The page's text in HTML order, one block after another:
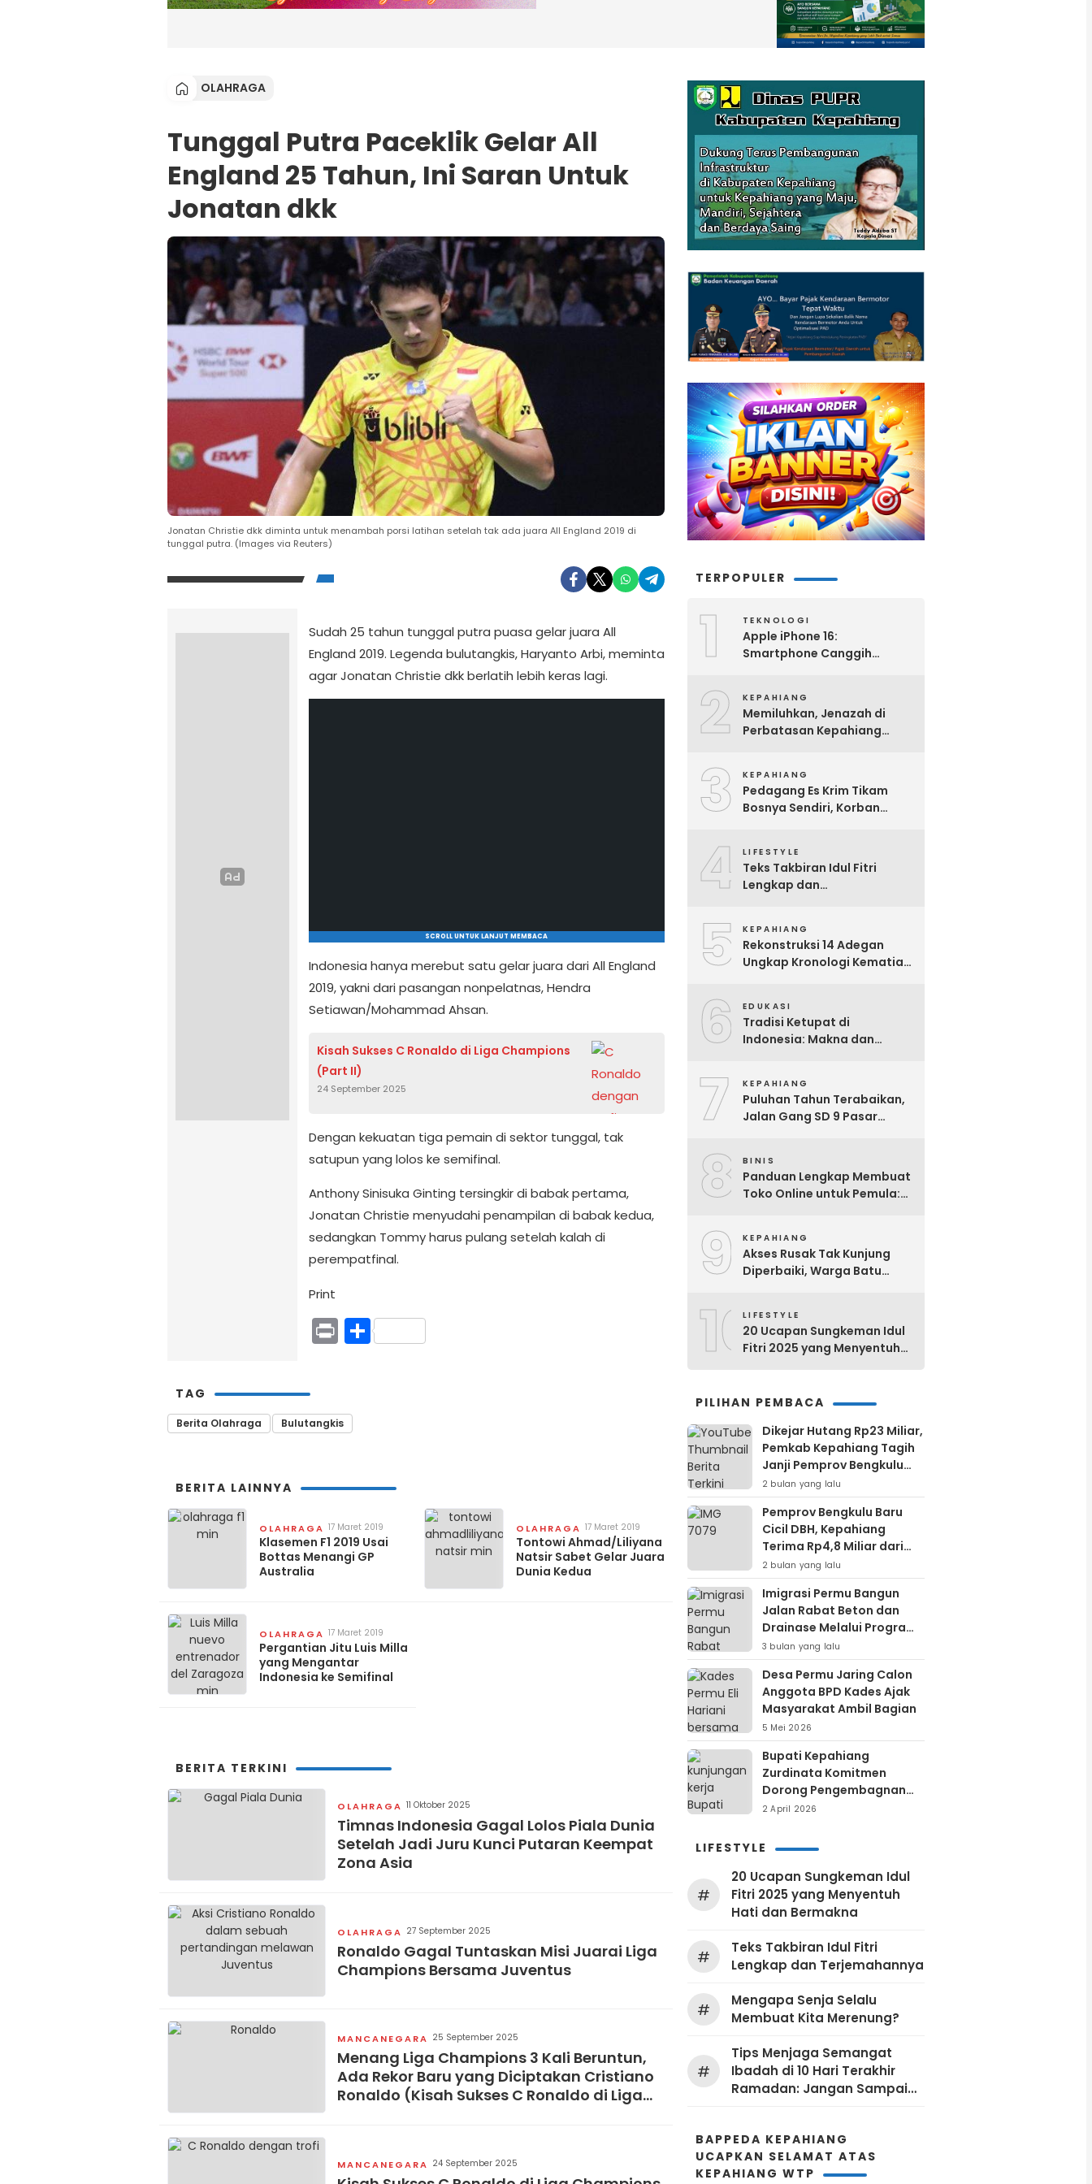
OLAHRAGA
Tunggal Putra Paceklik Gelar All
England 25 Tahun, Ini Saran Untuk
Jonatan dkk
Jonatan Christie dkk diminta untuk menambah porsi latihan setelah tak ada juara All England 2019 di
tunggal putra. (Images via Reuters)
Sudah 25 tahun tunggal putra puasa gelar juara All
England 2019. Legenda bulutangkis, Haryanto Arbi, meminta
agar Jonatan Christie dkk berlatih lebih keras lagi.
SCROLL UNTUK LANJUT MEMBACA
Indonesia hanya merebut satu gelar juara dari All England
2019, yakni dari pasangan nonpelatnas, Hendra
Setiawan/Mohammad Ahsan.
Kisah Sukses C Ronaldo di Liga Champions
(Part II)
24 September 2025
Dengan kekuatan tiga pemain di sektor tunggal, tak
satupun yang lolos ke semifinal.
Anthony Sinisuka Ginting tersingkir di babak pertama,
Jonatan Christie menyudahi penampilan di babak kedua,
sedangkan Tommy harus pulang setelah kalah di
perempatfinal.
Print
PrintShare
TAG
Berita Olahraga Bulutangkis
BERITA LAINNYA
OLAHRAGA 17 Maret 2019
Klasemen F1 2019 Usai
Bottas Menangi GP
Australia
OLAHRAGA 17 Maret 2019
Tontowi Ahmad/Liliyana
Natsir Sabet Gelar Juara
Dunia Kedua
OLAHRAGA 17 Maret 2019
Pergantian Jitu Luis Milla
yang Mengantar
Indonesia ke Semifinal
BERITA TERKINI
OLAHRAGA 11 Oktober 2025
Timnas Indonesia Gagal Lolos Piala Dunia
Setelah Jadi Juru Kunci Putaran Keempat
Zona Asia
OLAHRAGA 27 September 2025
Ronaldo Gagal Tuntaskan Misi Juarai Liga
Champions Bersama Juventus
MANCANEGARA 25 September 2025
Menang Liga Champions 3 Kali Beruntun,
Ada Rekor Baru yang Diciptakan Cristiano
Ronaldo (Kisah Sukses C Ronaldo di Liga
MANCANEGARA 24 September 2025
TERPOPULER
1 TEKNOLOGI
Apple iPhone 16:
Smartphone Canggih
2 KEPAHIANG
Memiluhkan, Jenazah di
Perbatasan Kepahiang
3 KEPAHIANG
Pedagang Es Krim Tikam
Bosnya Sendiri, Korban
4 LIFESTYLE
Teks Takbiran Idul Fitri
Lengkap dan
5 KEPAHIANG
Rekonstruksi 14 Adegan
Ungkap Kronologi Kematian
6 EDUKASI
Tradisi Ketupat di
Indonesia: Makna dan
7 KEPAHIANG
Puluhan Tahun Terabaikan,
Jalan Gang SD 9 Pasar
8 BINIS
Panduan Lengkap Membuat
Toko Online untuk Pemula:
9 KEPAHIANG
Akses Rusak Tak Kunjung
Diperbaiki, Warga Batu
10LIFESTYLE
20 Ucapan Sungkeman Idul
Fitri 2025 yang Menyentuh
PILIHAN PEMBACA
Dikejar Hutang Rp23 Miliar,
Pemkab Kepahiang Tagih
Janji Pemprov Bengkulu
Cairkan DBH
2 bulan yang lalu
Pemprov Bengkulu Baru
Cicil DBH, Kepahiang
Terima Rp4,8 Miliar dari
Piutang Rp24 Miliar
2 bulan yang lalu
Imigrasi Permu Bangun
Jalan Rabat Beton dan
Drainase Melalui Program
Padat Karya Tunai
3 bulan yang lalu
Desa Permu Jaring Calon
Anggota BPD Kades Ajak
Masyarakat Ambil Bagian
5 Mei 2026
Bupati Kepahiang
Zurdinata Komitmen
Dorong Pengembagnan
Energi Terbarukan,
PLN Pusat
2 April 2026
LIFESTYLE
#
20 Ucapan Sungkeman Idul
Fitri 2025 yang Menyentuh
Hati dan Bermakna
#
Teks Takbiran Idul Fitri
Lengkap dan Terjemahannya
#
Mengapa Senja Selalu
Membuat Kita Merenung?
#
Tips Menjaga Semangat
Ibadah di 10 Hari Terakhir
Ramadan: Jangan Sampai
BAPPEDA KEPAHIANG
UCAPKAN SELAMAT ATAS
KEPAHIANG WTP